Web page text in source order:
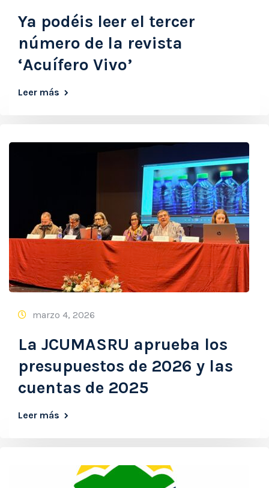
Ya podéis leer el tercer
número de la revista
‘Acuífero Vivo’
Leer más
marzo 4, 2026
La JCUMASRU aprueba los
presupuestos de 2026 y las
cuentas de 2025
Leer más